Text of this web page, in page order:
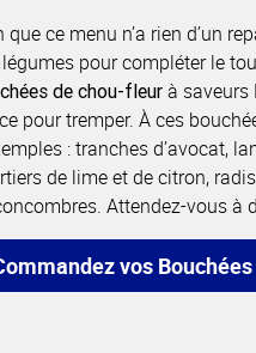
que ce menu n’a rien d’un
pour compléter le
de chou-fleur à saveurs
pour tremper. À ces
: tranches d’avocat,
de lime et de citron,
Attendez-vous à
vos